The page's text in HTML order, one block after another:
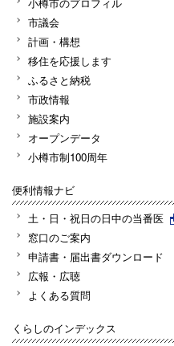
市議会
計画・構想
移住を応援します
ふるさと納税
市政情報
施設案内
オープンデータ
小樽市制100周年
便利情報ナビ
土・日・祝日の日中の当番医
窓口のご案内
申請書・届出書ダウンロード
広報・広聴
よくある質問
くらしのインデックス